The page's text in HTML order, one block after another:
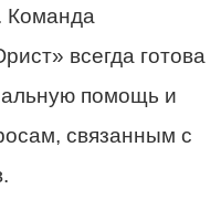
Команда
всегда готова
помощь и
связанным с